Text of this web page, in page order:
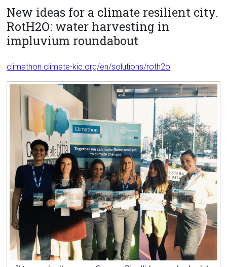
New ideas for a climate resilient city.
RotH2O: water harvesting in
impluvium roundabout
climathon.climate-kic.org/en/solutions/roth2o